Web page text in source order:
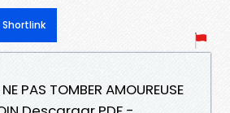
PAS TOMBER AMOUREUSE